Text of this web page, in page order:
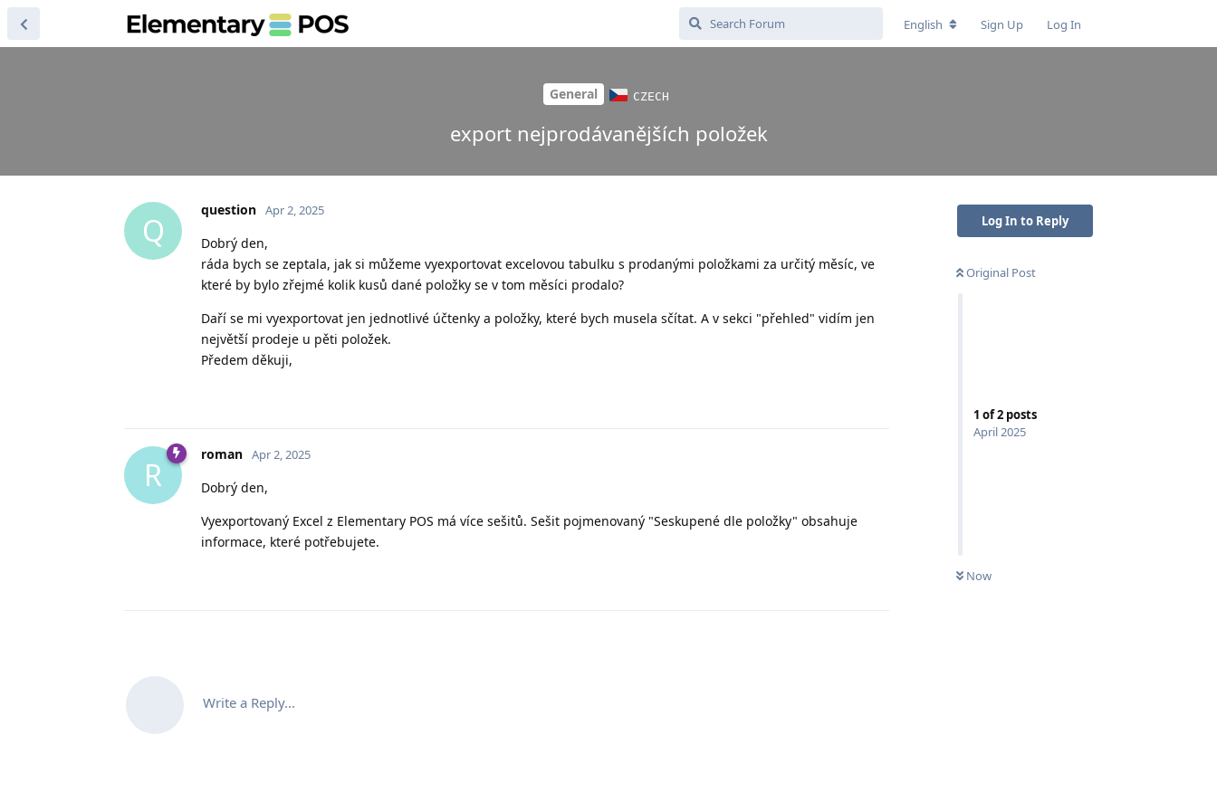
English Sign Up Log In
General CZECH
export nejprodávanějších položek
Log In to Reply
Original Post
1 of2 posts
April 2025
Now
Q
question Apr 2, 2025
Dobrý den,
ráda bych se zeptala, jak si můžeme vyexportovat excelovou tabulku s prodanými položkami za určitý měsíc, ve
které by bylo zřejmé kolik kusů dané položky se v tom měsíci prodalo?
Daří se mi vyexportovat jen jednotlivé účtenky a položky, které bych musela sčítat. A v sekci "přehled" vidím jen
největší prodeje u pěti položek.
Předem děkuji,
R
roman Apr 2, 2025
Dobrý den,
Vyexportovaný Excel z Elementary POS má více sešitů. Sešit pojmenovaný "Seskupené dle položky" obsahuje
informace, které potřebujete.
Write a Reply...